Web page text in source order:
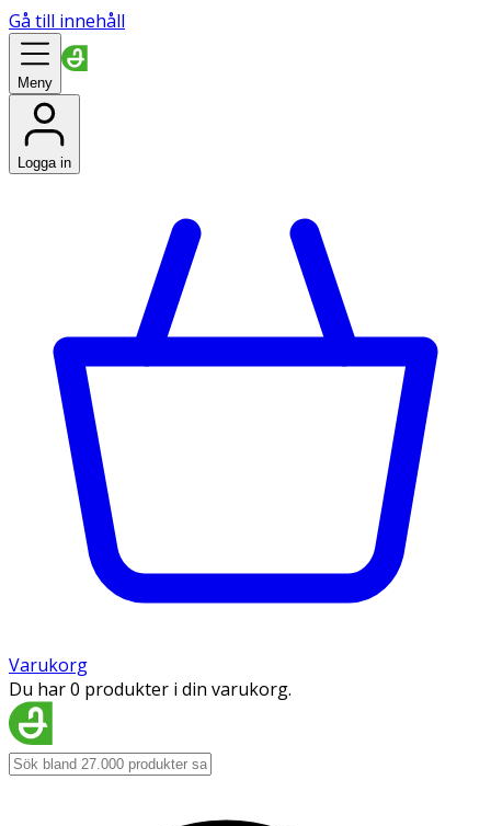
Gå till innehåll
Meny
Logga in
Varukorg
Du har 0 produkter i din varukorg.